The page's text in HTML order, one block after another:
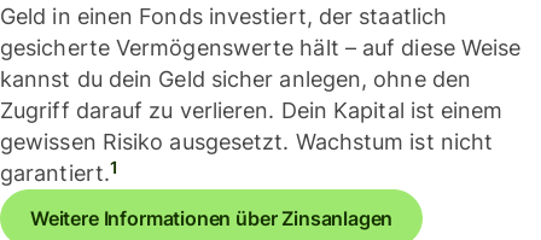
Geld in einen Fonds investiert, der staatlich
gesicherte Vermögenswerte hält – auf diese Weise
kannst du dein Geld sicher anlegen, ohne den
Zugriff darauf zu verlieren. Dein Kapital ist einem
gewissen Risiko ausgesetzt. Wachstum ist nicht
garantiert.1
Weitere Informationen über Zinsanlagen